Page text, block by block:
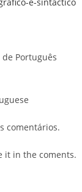
Português
comentários.
it in the coments.